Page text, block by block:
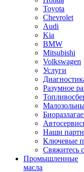
Toyota
Chevrolet
Audi
Kia
BMW
Mitsubishi
Volkswagen
Услуги
Разумное
Наши
Ключевые
Свяжитесь
Промышленные
масла